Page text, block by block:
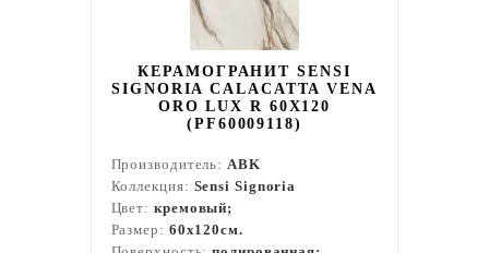
КЕРАМОГРАНИТ SENSI
SIGNORIA CALACATTA VENA
ORO LUX R 60X120
(PF60009118)
Производитель:ABK
Коллекция: Sensi Signoria
Цвет: кремовый;
Размер: 60x120см.